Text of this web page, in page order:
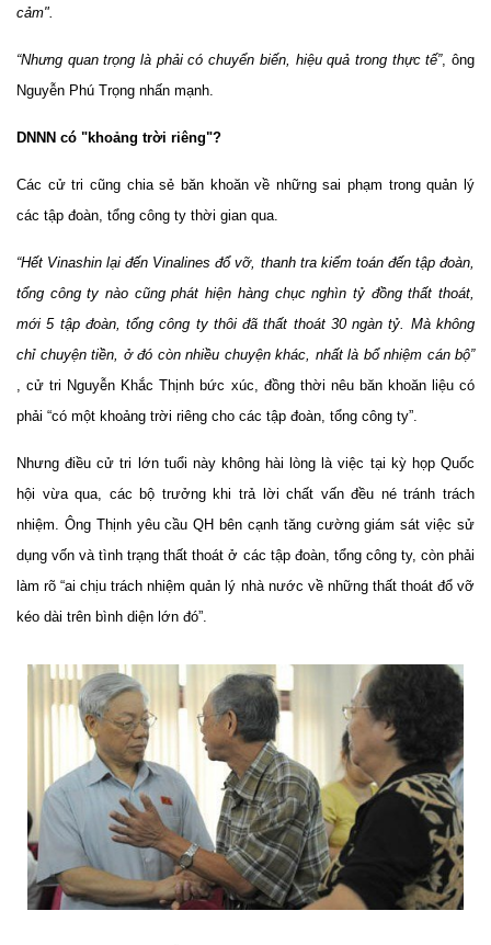
cảm".
“Nhưng quan trọng là phải có chuyển biến, hiệu quả trong thực tế”, ông
Nguyễn Phú Trọng nhấn mạnh.
DNNN có "khoảng trời riêng"?
Các cử tri cũng chia sẻ băn khoăn về những sai phạm trong quản lý
các tập đoàn, tổng công ty thời gian qua.
“Hết Vinashin lại đến Vinalines đổ vỡ, thanh tra kiểm toán đến tập đoàn,
tổng công ty nào cũng phát hiện hàng chục nghìn tỷ đồng thất thoát,
mới 5 tập đoàn, tổng công ty thôi đã thất thoát 30 ngàn tỷ. Mà không
chỉ chuyện tiền, ở đó còn nhiều chuyện khác, nhất là bổ nhiệm cán bộ”
, cử tri Nguyễn Khắc Thịnh bức xúc, đồng thời nêu băn khoăn liệu có
phải “có một khoảng trời riêng cho các tập đoàn, tổng công ty”.
Nhưng điều cử tri lớn tuổi này không hài lòng là việc tại kỳ họp Quốc
hội vừa qua, các bộ trưởng khi trả lời chất vấn đều né tránh trách
nhiệm. Ông Thịnh yêu cầu QH bên cạnh tăng cường giám sát việc sử
dụng vốn và tình trạng thất thoát ở các tập đoàn, tổng công ty, còn phải
làm rõ “ai chịu trách nhiệm quản lý nhà nước về những thất thoát đổ vỡ
kéo dài trên bình diện lớn đó”.